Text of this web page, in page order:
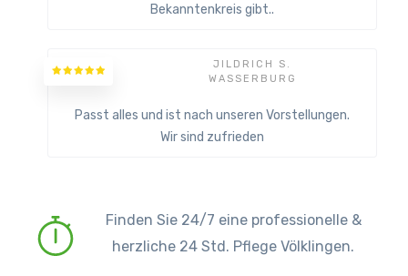
Bekanntenkreis gibt..
JILDRICH S.
WASSERBURG
Passt alles und ist nach unseren Vorstellungen.
Wir sind zufrieden
Finden Sie 24/7 eine professionelle &
herzliche 24 Std. Pflege Völklingen.